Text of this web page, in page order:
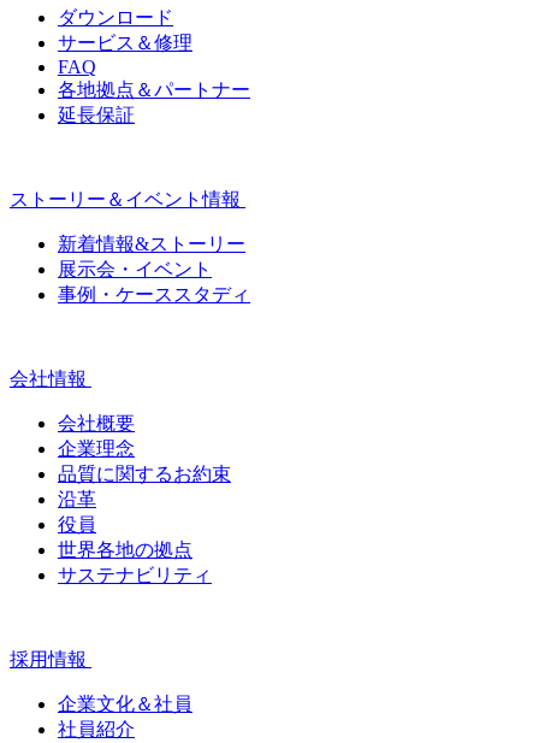
ダウンロード
サービス＆修理
FAQ
各地拠点＆パートナー
延長保証
ストーリー＆イベント情報
新着情報&ストーリー
展示会・イベント
事例・ケーススタディ
会社情報
会社概要
企業理念
品質に関するお約束
沿革
役員
世界各地の拠点
サステナビリティ
採用情報
企業文化＆社員
社員紹介